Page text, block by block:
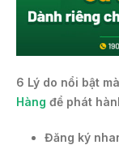
6 Lý do nổi bật
Hàng để phát
Đăng ký